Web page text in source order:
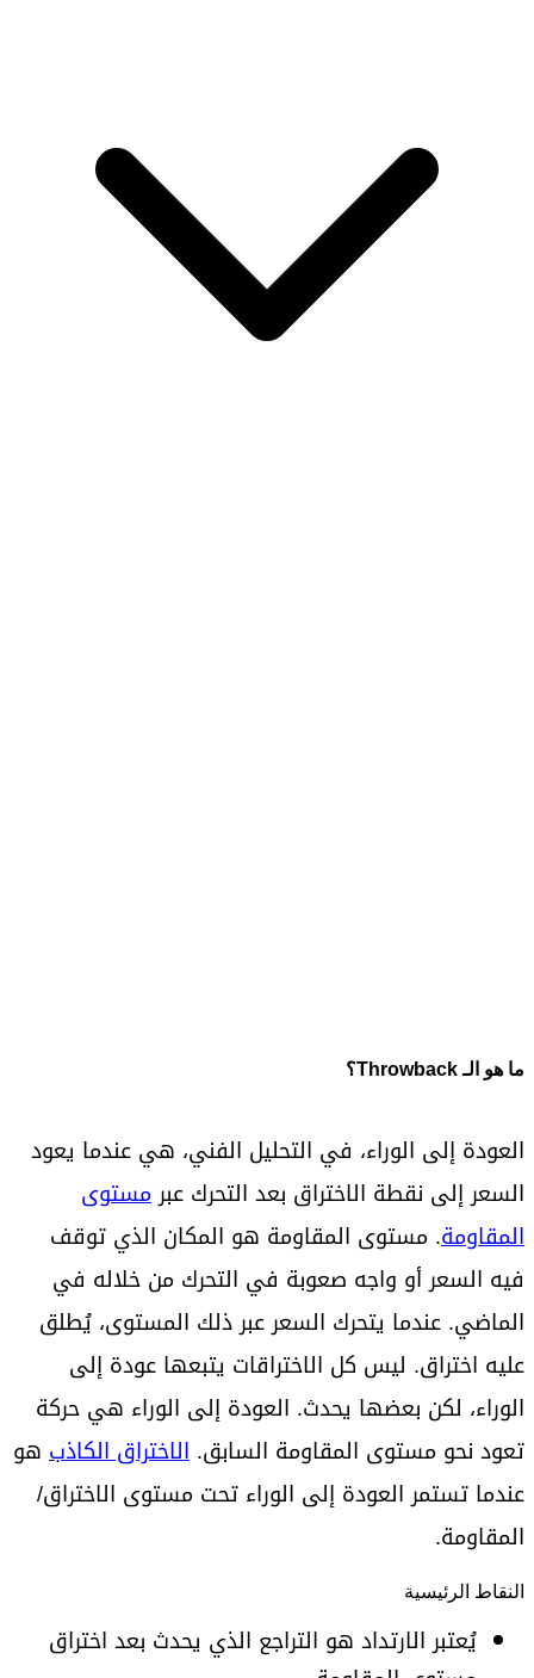
ما هو الـ Throwback؟
العودة إلى الوراء، في التحليل الفني، هي عندما يعود
السعر إلى نقطة الاختراق بعد التحرك عبرمستوى
المقاومة. مستوى المقاومة هو المكان الذي توقف
فيه السعر أو واجه صعوبة في التحرك من خلاله في
الماضي. عندما يتحرك السعر عبر ذلك المستوى، يُطلق
عليه اختراق. ليس كل الاختراقات يتبعها عودة إلى
الوراء، لكن بعضها يحدث. العودة إلى الوراء هي حركة
تعود نحو مستوى المقاومة السابق. الاختراق الكاذب هو
عندما تستمر العودة إلى الوراء تحت مستوى الاختراق/
المقاومة.
النقاط الرئيسية
يُعتبر الارتداد هو التراجع الذي يحدث بعد اختراق